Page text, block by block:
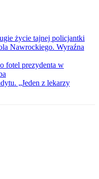
życie tajnej policjantki
Nawrockiego. Wyraźna
fotel prezydenta w
„Jeden z lekarzy